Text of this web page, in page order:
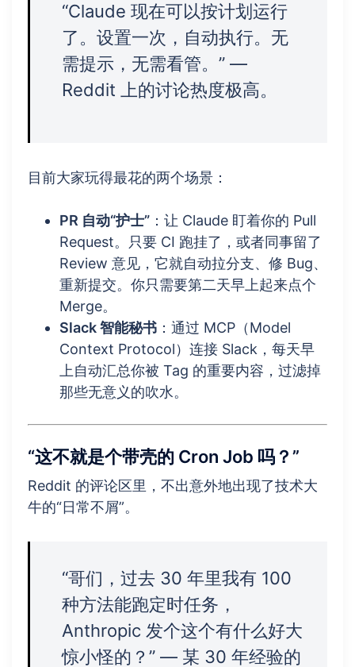
“Claude 现在可以按计划运行
了。设置一次，自动执行。无
需提示，无需看管。” —
Reddit 上的讨论热度极高。
目前大家玩得最花的两个场景：
PR 自动“护士” ：让 Claude 盯着你的 Pull
Request。只要 CI 跑挂了，或者同事留了
Review 意见，它就自动拉分支、修 Bug、
重新提交。你只需要第二天早上起来点个
Merge。
Slack 智能秘书 ：通过 MCP（Model
Context Protocol）连接 Slack，每天早
上自动汇总你被 Tag 的重要内容，过滤掉
那些无意义的吹水。
“这不就是个带壳的 Cron Job 吗？”
Reddit 的评论区里，不出意外地出现了技术大
牛的“日常不屑”。
“哥们，过去 30 年里我有 100
种方法能跑定时任务，
Anthropic 发个这个有什么好大
惊小怪的？” — 某 30 年经验的